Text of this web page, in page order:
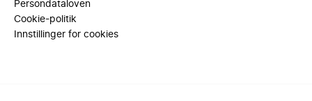
Persondataloven
Cookie-politik
Innstillinger for cookies